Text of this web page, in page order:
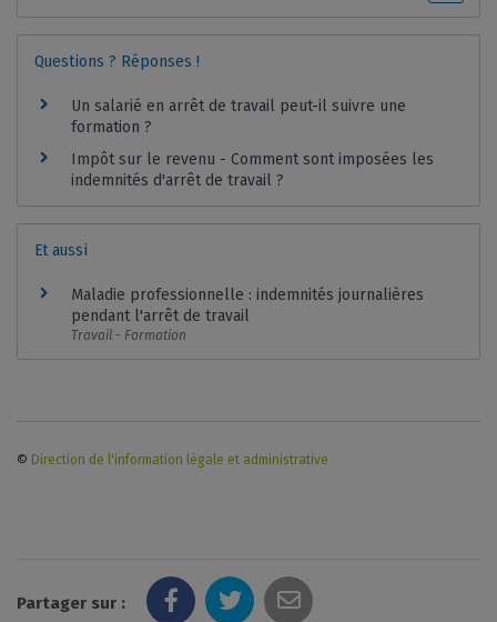
Questions ? Réponses !
Un salarié en arrêt de travail peut-il suivre une
formation ?
Impôt sur le revenu - Comment sont imposées les
indemnités d'arrêt de travail ?
Et aussi
Maladie professionnelle : indemnités journalières
pendant l'arrêt de travail
Travail - Formation
© Direction de l'information légale et administrative
Partager sur :